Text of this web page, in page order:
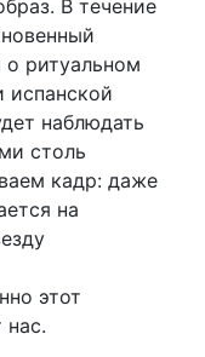
В течение
ритуальном
наблюдать
столь
кадр: даже
на
этот
нас.